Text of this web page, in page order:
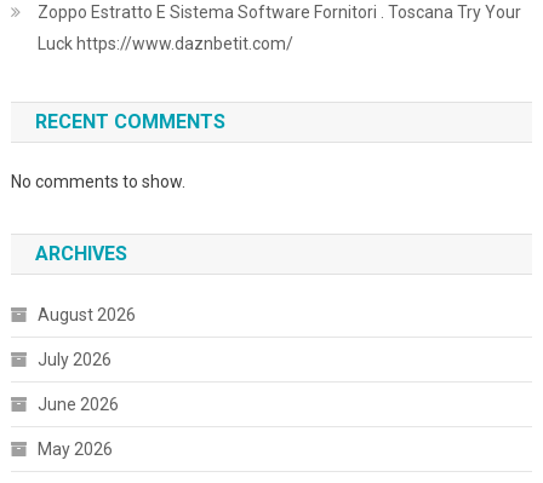
Zoppo Estratto E Sistema Software Fornitori . Toscana Try Your
Luck https://www.daznbetit.com/
RECENT COMMENTS
No comments to show.
ARCHIVES
August 2026
July 2026
June 2026
May 2026